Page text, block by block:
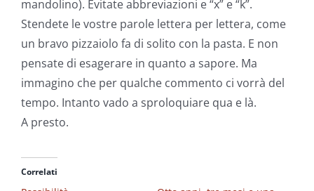
mandolino). Evitate abbreviazioni e “x” e “k”.
Stendete le vostre parole lettera per lettera, come
un bravo pizzaiolo fa di solito con la pasta. E non
pensate di esagerare in quanto a sapore. Ma
immagino che per qualche commento ci vorrà del
tempo. Intanto vado a sproloquiare qua e là.
A presto.
Correlati